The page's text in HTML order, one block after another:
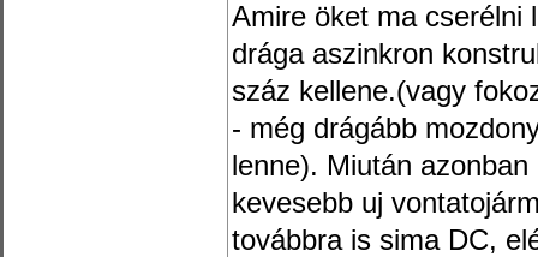
Amire öket ma cserélni
drága aszinkron
száz kellene.(vagy
- még drágább
lenne). Miután
kevesebb uj
továbbra is sima DC,